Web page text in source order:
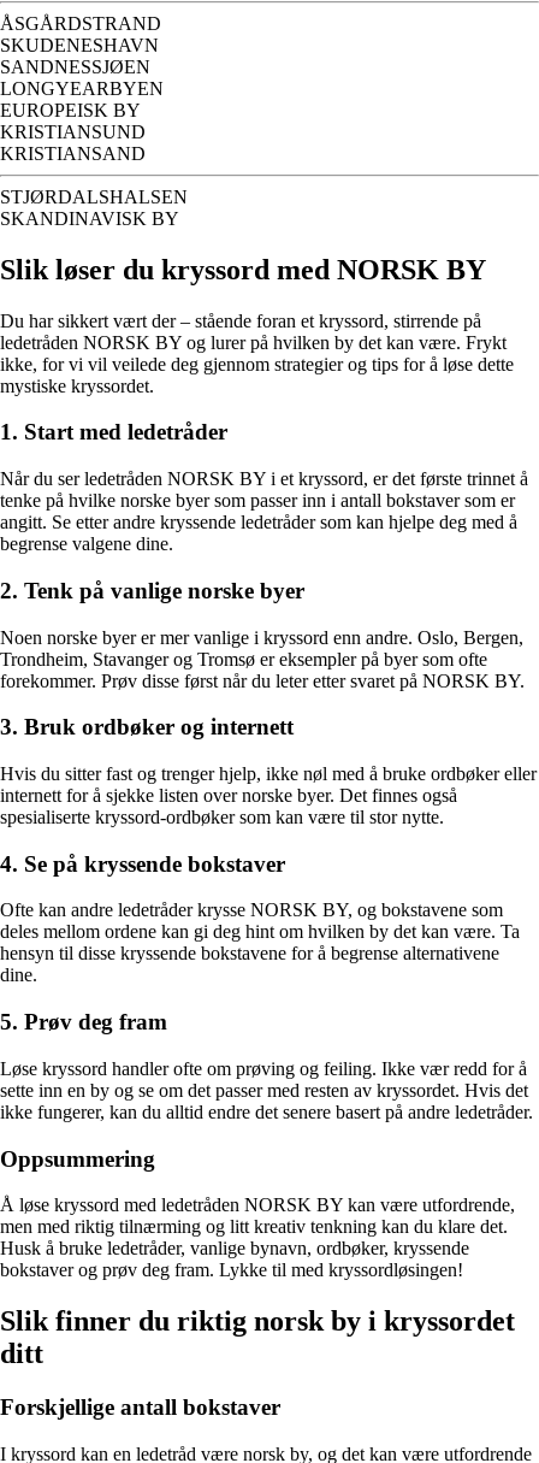
ÅSGÅRDSTRAND
SKUDENESHAVN
SANDNESSJØEN
LONGYEARBYEN
EUROPEISK BY
KRISTIANSUND
KRISTIANSAND
STJØRDALSHALSEN
SKANDINAVISK BY
Slik løser du kryssord med NORSK BY
Du har sikkert vært der – stående foran et kryssord, stirrende på
ledetråden NORSK BY og lurer på hvilken by det kan være. Frykt
ikke, for vi vil veilede deg gjennom strategier og tips for å løse dette
mystiske kryssordet.
1. Start med ledetråder
Når du ser ledetråden NORSK BY i et kryssord, er det første trinnet å
tenke på hvilke norske byer som passer inn i antall bokstaver som er
angitt. Se etter andre kryssende ledetråder som kan hjelpe deg med å
begrense valgene dine.
2. Tenk på vanlige norske byer
Noen norske byer er mer vanlige i kryssord enn andre. Oslo, Bergen,
Trondheim, Stavanger og Tromsø er eksempler på byer som ofte
forekommer. Prøv disse først når du leter etter svaret på NORSK BY.
3. Bruk ordbøker og internett
Hvis du sitter fast og trenger hjelp, ikke nøl med å bruke ordbøker eller
internett for å sjekke listen over norske byer. Det finnes også
spesialiserte kryssord-ordbøker som kan være til stor nytte.
4. Se på kryssende bokstaver
Ofte kan andre ledetråder krysse NORSK BY, og bokstavene som
deles mellom ordene kan gi deg hint om hvilken by det kan være. Ta
hensyn til disse kryssende bokstavene for å begrense alternativene
dine.
5. Prøv deg fram
Løse kryssord handler ofte om prøving og feiling. Ikke vær redd for å
sette inn en by og se om det passer med resten av kryssordet. Hvis det
ikke fungerer, kan du alltid endre det senere basert på andre ledetråder.
Oppsummering
Å løse kryssord med ledetråden NORSK BY kan være utfordrende,
men med riktig tilnærming og litt kreativ tenkning kan du klare det.
Husk å bruke ledetråder, vanlige bynavn, ordbøker, kryssende
bokstaver og prøv deg fram. Lykke til med kryssordløsingen!
Slik finner du riktig norsk by i kryssordet
ditt
Forskjellige antall bokstaver
I kryssord kan en ledetråd være norsk by, og det kan være utfordrende